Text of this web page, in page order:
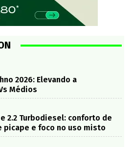
2026: Elevando a
Médios
2.2 Turbodiesel: conforto de
picape e foco no uso misto